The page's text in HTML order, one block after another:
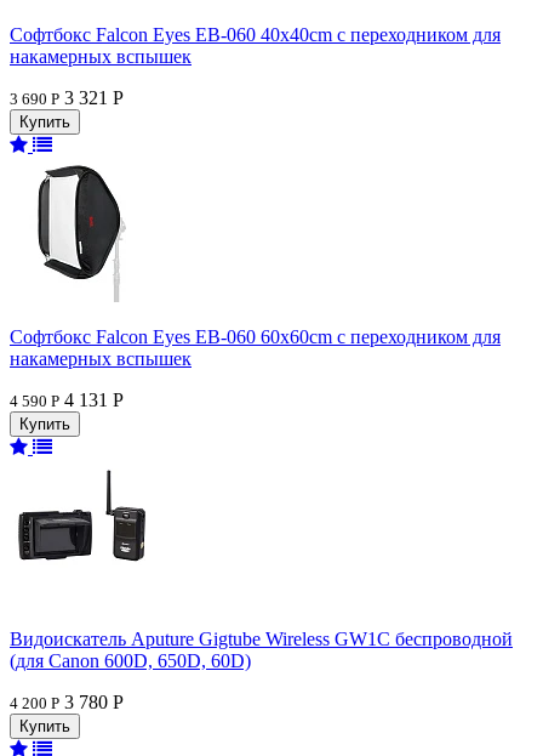
Софтбокс Falcon Eyes EB-060 40x40cm с переходником для
накамерных вспышек
3 690 Р 3 321 Р
Софтбокс Falcon Eyes EB-060 60x60cm с переходником для
накамерных вспышек
4 590 Р 4 131 Р
Видоискатель Aputure Gigtube Wireless GW1C беспроводной
(для Canon 600D, 650D, 60D)
4 200 Р 3 780 Р